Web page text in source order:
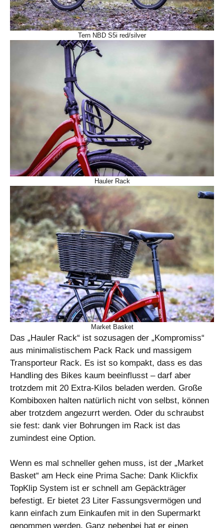
Tern NBD S5i red/silver
Hauler Rack
Market Basket
Das „Hauler Rack“ ist sozusagen der „Kompromiss“
aus minimalistischem Pack Rack und massigem
Transporteur Rack. Es ist so kompakt, dass es das
Handling des Bikes kaum beeinflusst – darf aber
trotzdem mit 20 Extra-Kilos beladen werden. Große
Kombiboxen halten natürlich nicht von selbst, können
aber trotzdem angezurrt werden. Oder du schraubst
sie fest: dank vier Bohrungen im Rack ist das
zumindest eine Option.
Wenn es mal schneller gehen muss, ist der „Market
Basket“ am Heck eine Prima Sache: Dank Klickfix
TopKlip System ist er schnell am Gepäckträger
befestigt. Er bietet 23 Liter Fassungsvermögen und
kann einfach zum Einkaufen mit in den Supermarkt
genommen werden. Ganz nebenbei hat er einen